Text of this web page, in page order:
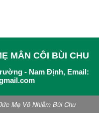
MÂN CÔI BÙI CHU
- Nam Định, Email:
Mẹ Vô Nhiễm Bùi Chu